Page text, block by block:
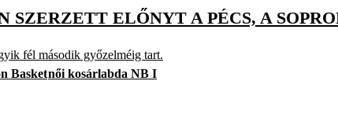
ELŐNYT A PÉCS, A
fél második győzelméig tart.
Basketnői kosárlabda NB I